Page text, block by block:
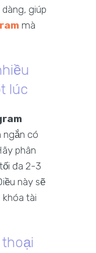
giúp
mà
lúc
ngắn có
phân
đa 2-3
này sẽ
khóa tài